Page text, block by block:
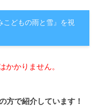
こどもの雨と雪』を視
かりません。
方で紹介しています！